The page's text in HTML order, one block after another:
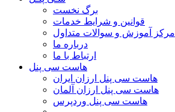
برگ نخست
قوانین و شرایط خدمات
مرکز آموزش و سوالات متداول
درباره ما
ارتباط با ما
هاست سی پنل
هاست سی پنل ارزان ایران
هاست سی پنل ارزان آلمان
هاست سی پنل وردپرس